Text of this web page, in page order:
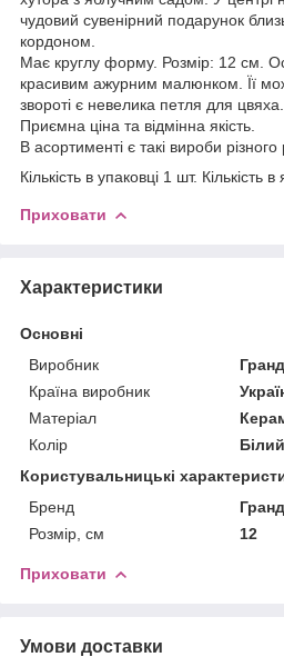
чудовий сувенірний подарунок
кордоном.
Має круглу форму. Розмір: 12 см.
красивим ажурним малюнком. Її
звороті є невелика петля для цвяха.
Приємна ціна та відмінна якість.
В асортименті є такі вироби різного
Кількість в упаковці 1 шт. Кількість
Приховати
Характеристики
Основні
Виробник
Країна виробник
Матеріал
Колір
Білий
Користувальницькі
Бренд
Розмір, см
12
Приховати
Умови доставки